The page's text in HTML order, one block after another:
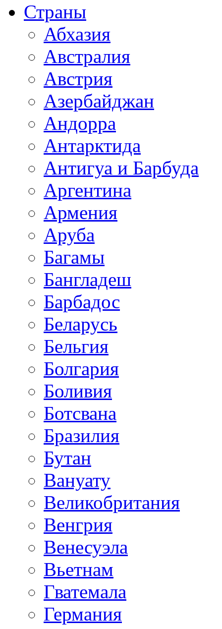
Страны
Абхазия
Австралия
Австрия
Азербайджан
Андорра
Антарктида
Антигуа и Барбуда
Аргентина
Армения
Аруба
Багамы
Бангладеш
Барбадос
Беларусь
Бельгия
Болгария
Боливия
Ботсвана
Бразилия
Бутан
Вануату
Великобритания
Венгрия
Венесуэла
Вьетнам
Гватемала
Германия